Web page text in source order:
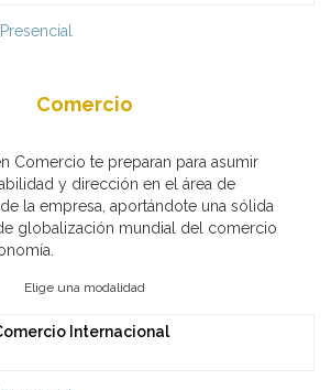
Comercio
Comercio te preparan para asumir
y dirección en el área de
la empresa, aportándote una sólida
globalización mundial del comercio
Elige una modalidad
Internacional